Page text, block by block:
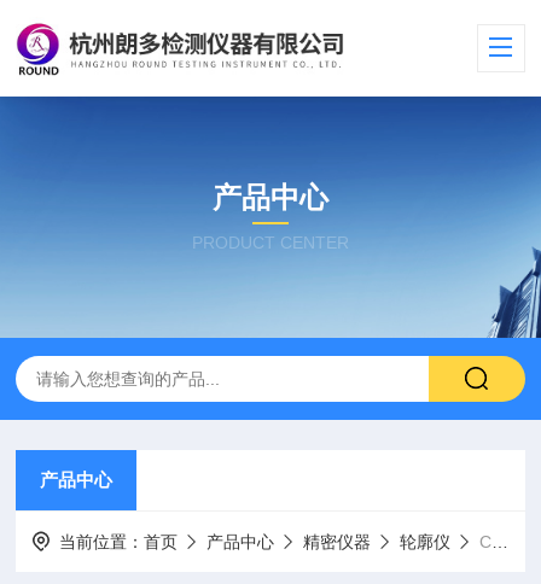
产品中心
PRODUCT CENTER
产品中心
当前位置：首页 产品中心 精密仪器 轮廓仪 CV-3100S4轮廓测量仪